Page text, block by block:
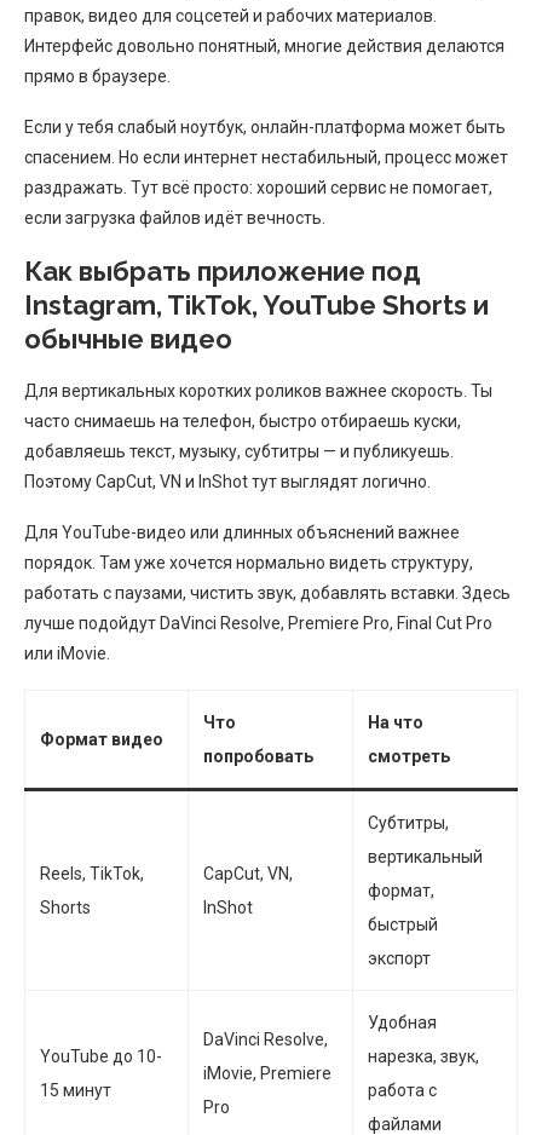
правок, видео для соцсетей и рабочих материалов.
Интерфейс довольно понятный, многие действия делаются
прямо в браузере.
Если у тебя слабый ноутбук, онлайн-платформа может быть
спасением. Но если интернет нестабильный, процесс может
раздражать. Тут всё просто: хороший сервис не помогает,
если загрузка файлов идёт вечность.
Как выбрать приложение под
Instagram, TikTok, YouTube Shorts и
обычные видео
Для вертикальных коротких роликов важнее скорость. Ты
часто снимаешь на телефон, быстро отбираешь куски,
добавляешь текст, музыку, субтитры — и публикуешь.
Поэтому CapCut, VN и InShot тут выглядят логично.
Для YouTube-видео или длинных объяснений важнее
порядок. Там уже хочется нормально видеть структуру,
работать с паузами, чистить звук, добавлять вставки. Здесь
лучше подойдут DaVinci Resolve, Premiere Pro, Final Cut Pro
или iMovie.
Формат видео
Что
попробовать
На что
смотреть
Reels, TikTok,
Shorts
CapCut, VN,
InShot
Субтитры,
вертикальный
формат,
быстрый
экспорт
YouTube до 10-
15 минут
DaVinci Resolve,
iMovie, Premiere
Pro
Удобная
нарезка, звук,
работа с
файлами